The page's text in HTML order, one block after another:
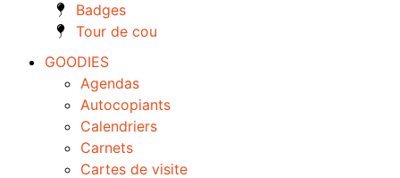
Badges
Tour de cou
GOODIES
Agendas
Autocopiants
Calendriers
Carnets
Cartes de visite